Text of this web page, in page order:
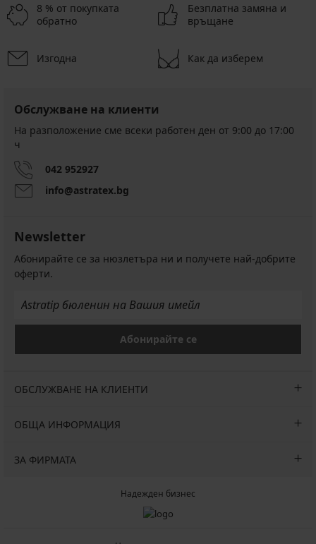
8 % от покупката
обратно
Безплатна замяна и
връщане
Изгодна Как да изберем
Обслужване на клиенти
На разположение сме всеки работен ден от 9:00 до 17:00
ч
042 952927
info@astratex.bg
Newsletter
Абонирайте се за нюзлетъра ни и получете най-добрите
оферти.
Абонирайте се
ОБСЛУЖВАНЕ НА КЛИЕНТИ
ОБЩА ИНФОРМАЦИЯ
ЗА ФИРМАТА
Надежден бизнес